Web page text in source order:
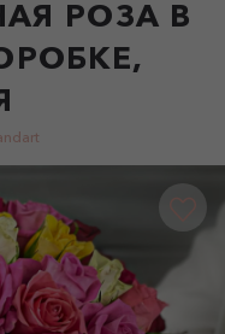
РОЗА В